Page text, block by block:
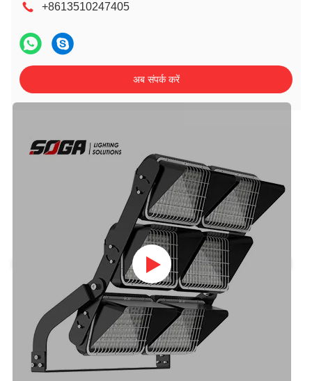
+8613510247405
अब संपर्क करें